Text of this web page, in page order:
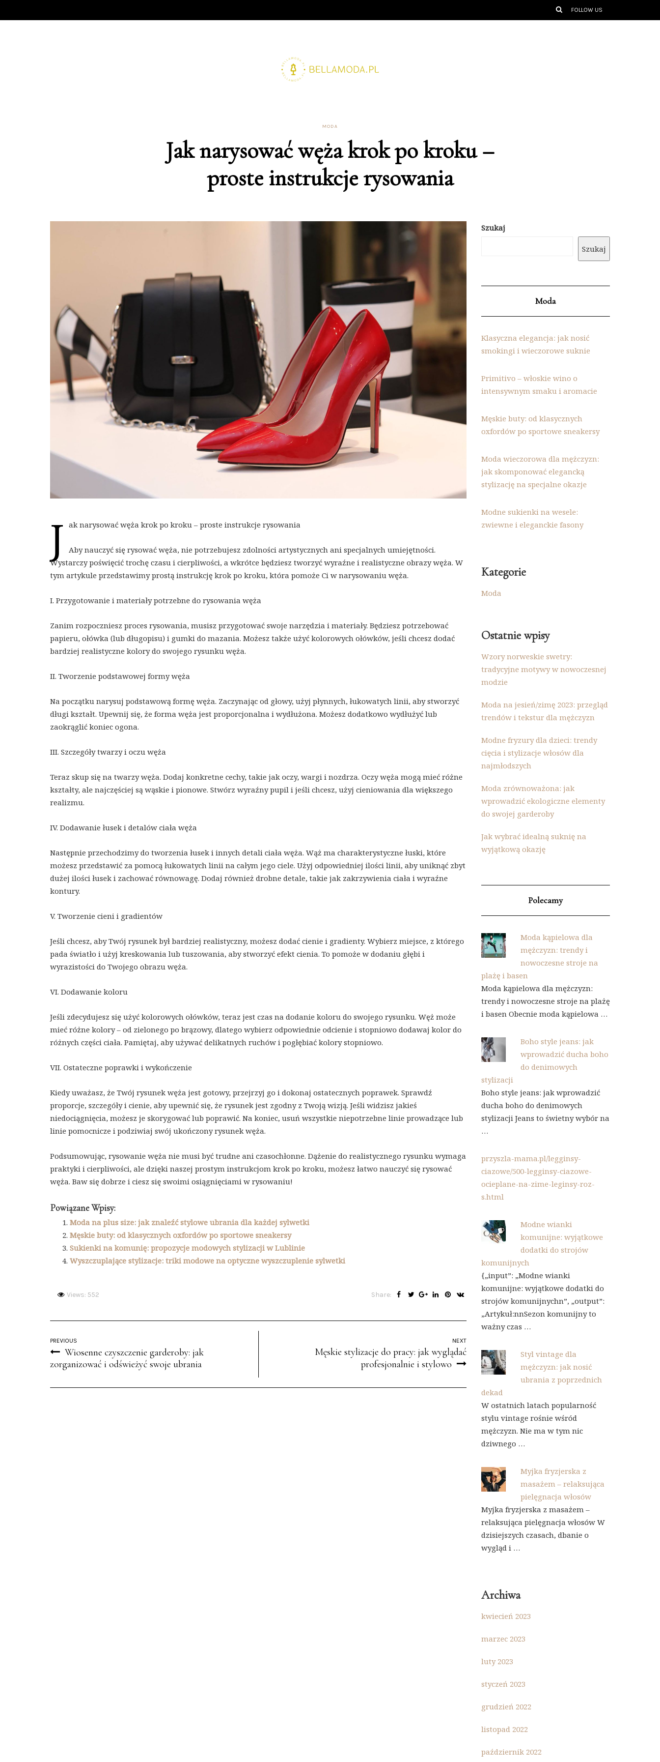
FOLLOW US
MODA
Jak narysować węża krok po kroku –
proste instrukcje rysowania
J ak narysować węża krok po kroku – proste instrukcje rysowania
Aby nauczyć się rysować węża, nie potrzebujesz zdolności artystycznych ani specjalnych umiejętności.
Wystarczy poświęcić trochę czasu i cierpliwości, a wkrótce będziesz tworzyć wyraźne i realistyczne obrazy węża. W
tym artykule przedstawimy prostą instrukcję krok po kroku, która pomoże Ci w narysowaniu węża.
I. Przygotowanie i materiały potrzebne do rysowania węża
Zanim rozpoczniesz proces rysowania, musisz przygotować swoje narzędzia i materiały. Będziesz potrzebować
papieru, ołówka (lub długopisu) i gumki do mazania. Możesz także użyć kolorowych ołówków, jeśli chcesz dodać
bardziej realistyczne kolory do swojego rysunku węża.
II. Tworzenie podstawowej formy węża
Na początku narysuj podstawową formę węża. Zaczynając od głowy, użyj płynnych, łukowatych linii, aby stworzyć
długi kształt. Upewnij się, że forma węża jest proporcjonalna i wydłużona. Możesz dodatkowo wydłużyć lub
zaokrąglić koniec ogona.
III. Szczegóły twarzy i oczu węża
Teraz skup się na twarzy węża. Dodaj konkretne cechy, takie jak oczy, wargi i nozdrza. Oczy węża mogą mieć różne
kształty, ale najczęściej są wąskie i pionowe. Stwórz wyraźny pupil i jeśli chcesz, użyj cieniowania dla większego
realizmu.
IV. Dodawanie łusek i detalów ciała węża
Następnie przechodzimy do tworzenia łusek i innych detali ciała węża. Wąż ma charakterystyczne łuski, które
możesz przedstawić za pomocą łukowatych linii na całym jego ciele. Użyj odpowiedniej ilości linii, aby uniknąć zbyt
dużej ilości łusek i zachować równowagę. Dodaj również drobne detale, takie jak zakrzywienia ciała i wyraźne
kontury.
V. Tworzenie cieni i gradientów
Jeśli chcesz, aby Twój rysunek był bardziej realistyczny, możesz dodać cienie i gradienty. Wybierz miejsce, z którego
pada światło i użyj kreskowania lub tuszowania, aby stworzyć efekt cienia. To pomoże w dodaniu głębi i
wyrazistości do Twojego obrazu węża.
VI. Dodawanie koloru
Jeśli zdecydujesz się użyć kolorowych ołówków, teraz jest czas na dodanie koloru do swojego rysunku. Węż może
mieć różne kolory – od zielonego po brązowy, dlatego wybierz odpowiednie odcienie i stopniowo dodawaj kolor do
różnych części ciała. Pamiętaj, aby używać delikatnych ruchów i pogłębiać kolory stopniowo.
VII. Ostateczne poprawki i wykończenie
Kiedy uważasz, że Twój rysunek węża jest gotowy, przejrzyj go i dokonaj ostatecznych poprawek. Sprawdź
proporcje, szczegóły i cienie, aby upewnić się, że rysunek jest zgodny z Twoją wizją. Jeśli widzisz jakieś
niedociągnięcia, możesz je skorygować lub poprawić. Na koniec, usuń wszystkie niepotrzebne linie prowadzące lub
linie pomocnicze i podziwiaj swój ukończony rysunek węża.
Podsumowując, rysowanie węża nie musi być trudne ani czasochłonne. Dążenie do realistycznego rysunku wymaga
praktyki i cierpliwości, ale dzięki naszej prostym instrukcjom krok po kroku, możesz łatwo nauczyć się rysować
węża. Baw się dobrze i ciesz się swoimi osiągnięciami w rysowaniu!
Powiązane Wpisy:
Moda na plus size: jak znaleźć stylowe ubrania dla każdej sylwetki
Męskie buty: od klasycznych oxfordów po sportowe sneakersy
Sukienki na komunię: propozycje modowych stylizacji w Lublinie
Wyszczuplające stylizacje: triki modowe na optyczne wyszczuplenie sylwetki
Views: 552 Share:
PREVIOUS
Wiosenne czyszczenie garderoby: jak
zorganizować i odświeżyć swoje ubrania
NEXT
Męskie stylizacje do pracy: jak wyglądać
profesjonalnie i stylowo
Szukaj
Szukaj
Moda
Klasyczna elegancja: jak nosić
smokingi i wieczorowe suknie
Primitivo – włoskie wino o
intensywnym smaku i aromacie
Męskie buty: od klasycznych
oxfordów po sportowe sneakersy
Moda wieczorowa dla mężczyzn:
jak skomponować elegancką
stylizację na specjalne okazje
Modne sukienki na wesele:
zwiewne i eleganckie fasony
Kategorie
Moda
Ostatnie wpisy
Wzory norweskie swetry:
tradycyjne motywy w nowoczesnej
modzie
Moda na jesień/zimę 2023: przegląd
trendów i tekstur dla mężczyzn
Modne fryzury dla dzieci: trendy
cięcia i stylizacje włosów dla
najmłodszych
Moda zrównoważona: jak
wprowadzić ekologiczne elementy
do swojej garderoby
Jak wybrać idealną suknię na
wyjątkową okazję
Polecamy
Moda kąpielowa dla
mężczyzn: trendy i
nowoczesne stroje na
plażę i basen
Moda kąpielowa dla mężczyzn:
trendy i nowoczesne stroje na plażę
i basen Obecnie moda kąpielowa …
Boho style jeans: jak
wprowadzić ducha boho
do denimowych
stylizacji
Boho style jeans: jak wprowadzić
ducha boho do denimowych
stylizacji Jeans to świetny wybór na
…
przyszla-mama.pl/legginsy-
ciazowe/500-legginsy-ciazowe-
ocieplane-na-zime-leginsy-roz-
s.html
Modne wianki
komunijne: wyjątkowe
dodatki do strojów
komunijnych
{„input”: „Modne wianki
komunijne: wyjątkowe dodatki do
strojów komunijnychn”, „output”:
„Artykuł:nnSezon komunijny to
ważny czas …
Styl vintage dla
mężczyzn: jak nosić
ubrania z poprzednich
dekad
W ostatnich latach popularność
stylu vintage rośnie wśród
mężczyzn. Nie ma w tym nic
dziwnego …
Myjka fryzjerska z
masażem – relaksująca
pielęgnacja włosów
Myjka fryzjerska z masażem –
relaksująca pielęgnacja włosów W
dzisiejszych czasach, dbanie o
wygląd i …
Archiwa
kwiecień 2023
marzec 2023
luty 2023
styczeń 2023
grudzień 2022
listopad 2022
październik 2022